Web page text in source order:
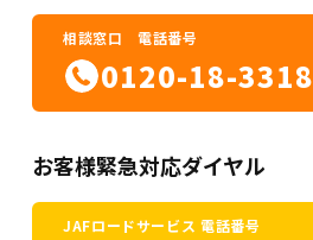
相談窓口 電話番号
0120-18-3318
お客様緊急対応ダイヤル
JAFロードサービス 電話番号